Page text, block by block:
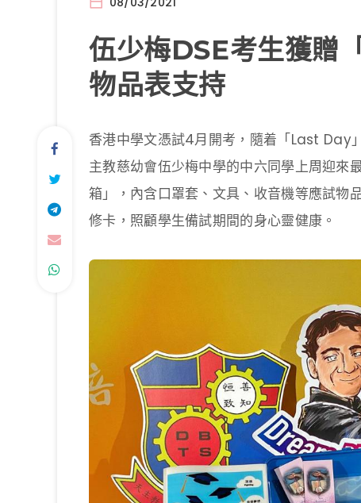
伍少梅DSE考生獲贈
物品表支持
香港中學文憑試4月開考，隨着「Last Day
主教慈幼會伍少梅中學的中六同學上周迎來
箱」，內含口罩套、文具、收音機等應試物
修卡，照顧學生備試期間的身心靈健康。